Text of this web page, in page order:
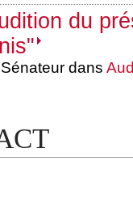
du
dans